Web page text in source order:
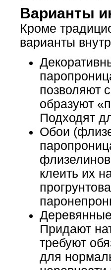
Варианты
Кроме
варианты
позволяют
образуют
Подходят
Обои
клеить их
Придают
требуют
для